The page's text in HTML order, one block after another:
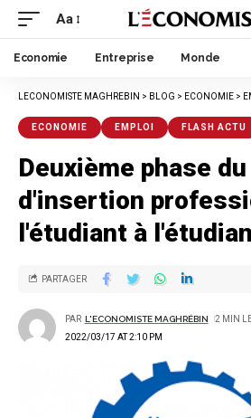
Aa
Economie Entreprise Monde
LECONOMISTE MAGHREBIN > BLOG > ECONOMIE >
ECONOMIE EMPLOI FLASH ACTU
Deuxième phase
d'insertion
l'étudiant à
2022/03/17 AT 2:10 PM
PAR L'ECONOMISTE MAGHRÉBIN 2 MIN
PARTAGER